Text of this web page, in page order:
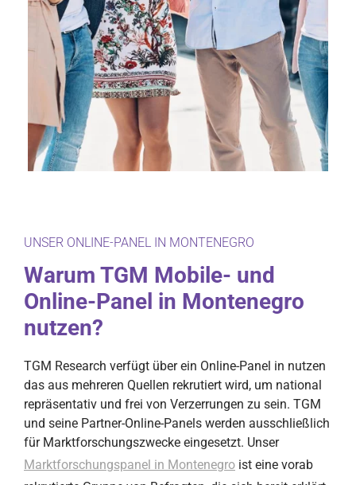
UNSER ONLINE-PANEL IN MONTENEGRO
Warum TGM Mobile- und
Online-Panel in Montenegro
nutzen?
TGM Research verfügt über ein Online-Panel in nutzen
das aus mehreren Quellen rekrutiert wird, um national
repräsentativ und frei von Verzerrungen zu sein. TGM
und seine Partner-Online-Panels werden ausschließlich
für Marktforschungszwecke eingesetzt. Unser
Marktforschungspanel in Montenegro ist eine vorab